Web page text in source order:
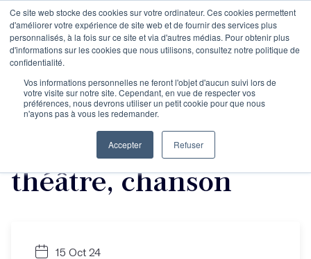
Ce site web stocke des cookies sur votre ordinateur. Ces cookies permettent
d'améliorer votre expérience de site web et de fournir des services plus
personnalisés, à la fois sur ce site et via d'autres médias. Pour obtenir plus
d'informations sur les cookies que nous utilisons, consultez notre politique de
confidentialité.
Vos informations personnelles ne feront l'objet d'aucun suivi lors de
votre visite sur notre site. Cependant, en vue de respecter vos
préférences, nous devrons utiliser un petit cookie pour que nous
n'ayons pas à vous les redemander.
Accepter Refuser
Votre projet :
podcast, scénario,
documentaire,
théâtre, chanson
15 Oct 24